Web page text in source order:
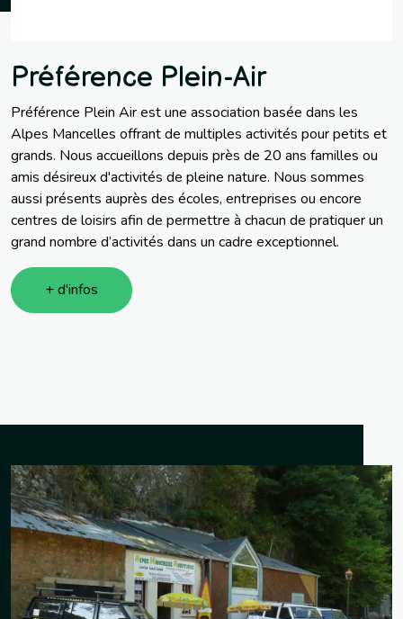
Préférence Plein-Air
Préférence Plein Air est une association basée dans les
Alpes Mancelles offrant de multiples activités pour petits et
grands. Nous accueillons depuis près de 20 ans familles ou
amis désireux d'activités de pleine nature. Nous sommes
aussi présents auprès des écoles, entreprises ou encore
centres de loisirs afin de permettre à chacun de pratiquer un
grand nombre d’activités dans un cadre exceptionnel.
+ d'infos